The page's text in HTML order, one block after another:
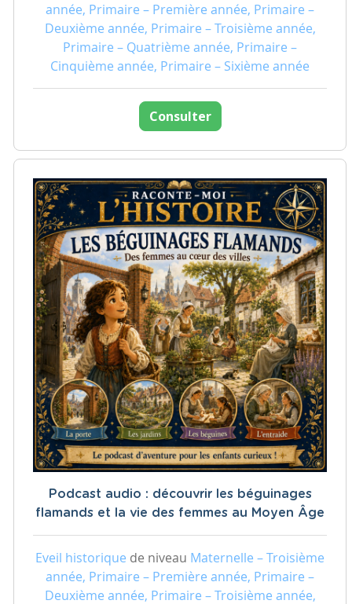
année, Primaire – Première année, Primaire –
Deuxième année, Primaire – Troisième année,
Primaire – Quatrième année, Primaire –
Cinquième année, Primaire – Sixième année
Consulter
Podcast audio : découvrir les béguinages
flamands et la vie des femmes au Moyen Âge
Eveil historique de niveau Maternelle – Troisième
année, Primaire – Première année, Primaire –
Deuxième année, Primaire – Troisième année,